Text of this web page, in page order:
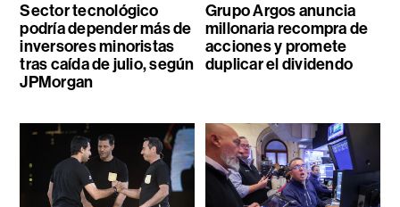
Sector tecnológico
podría depender más de
inversores minoristas
tras caída de julio, según
JPMorgan
Grupo Argos anuncia
millonaria recompra de
acciones y promete
duplicar el dividendo